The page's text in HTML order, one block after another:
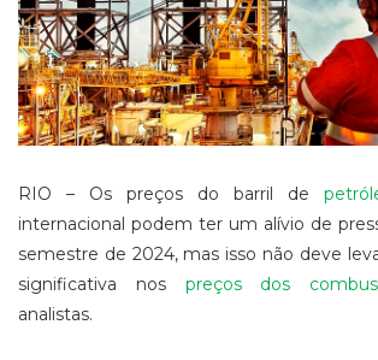
RIO – Os preços do barril de
internacional podem ter um alívio de
semestre de 2024, mas isso não deve
significativa nos preços dos
analistas.